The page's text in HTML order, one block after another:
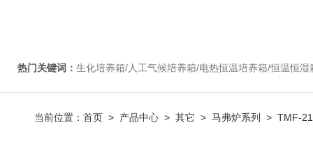
热门关键词： 生化培养箱/人工气候培养箱/电热恒温培养箱/恒温恒湿箱/光照培养箱/二氧化碳培养箱
当前位置： 首页 > 产品中心 > 其它 > 马弗炉系列 > TMF-